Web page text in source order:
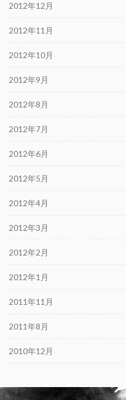
2012年12月
2012年11月
2012年10月
2012年9月
2012年8月
2012年7月
2012年6月
2012年5月
2012年4月
2012年3月
2012年2月
2012年1月
2011年11月
2011年8月
2010年12月